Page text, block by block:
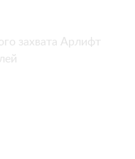
захвата Арлифт